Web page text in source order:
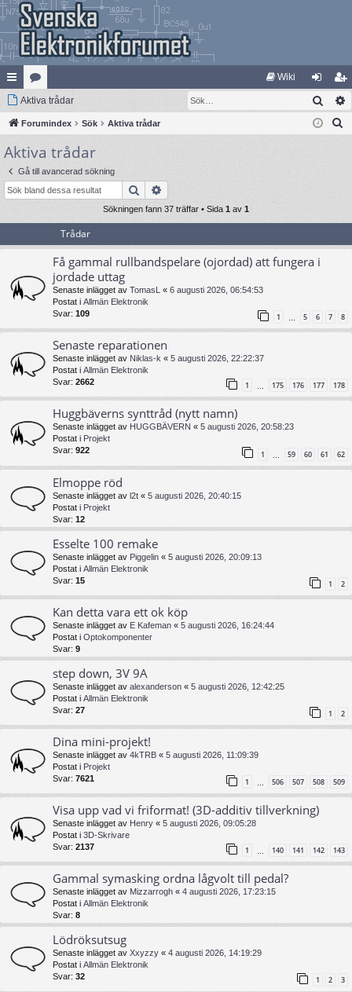
na
bb
lä
nk
ar
at
eg
ori
er
Wiki
og
ga
li
m
Aktiva trådar Sök
Forumindex Sök Aktiva trådar
Aktiva trådar
Gå till avancerad sökning
Sök
Sökningen fann 37 träffar • Sida 1 av 1
Trådar
Få gammal rullbandspelare (ojordad) att fungera i
jordade uttag
Senaste inlägget av TomasL « 6 augusti 2026, 06:54:53
Postat i Allmän Elektronik
Svar: 109 1 … 5 6 7 8
Senaste reparationen
Senaste inlägget av Niklas-k « 5 augusti 2026, 22:22:37
Postat i Allmän Elektronik
Svar: 2662 1 … 175 176 177 178
Huggbäverns synttråd (nytt namn)
Senaste inlägget av HUGGBÄVERN « 5 augusti 2026, 20:58:23
Postat i Projekt
Svar: 922 1 59 60 61 62
Elmoppe röd
Senaste inlägget av l2t « 5 augusti 2026, 20:40:15
Postat i Projekt
Svar: 12
Esselte 100 remake
Senaste inlägget av Piggelin « 5 augusti 2026, 20:09:13
Postat i Allmän Elektronik
Svar: 15 1 2
Kan detta vara ett ok köp
Senaste inlägget av E Kafeman « 5 augusti 2026, 16:24:44
Postat i Optokomponenter
Svar: 9
step down, 3V 9A
Senaste inlägget av alexanderson « 5 augusti 2026, 12:42:25
Postat i Allmän Elektronik
Svar: 27 1 2
Dina mini-projekt!
Senaste inlägget av 4kTRB « 5 augusti 2026, 11:09:39
Postat i Projekt
Svar: 7621 1 506 507 508 509
Visa upp vad vi friformat! (3D-additiv tillverkning)
Senaste inlägget av Henry « 5 augusti 2026, 09:05:28
Postat i 3D-Skrivare
Svar: 2137 1 140 141 142 143
Gammal symasking ordna lågvolt till pedal?
Senaste inlägget av Mizzarrogh « 4 augusti 2026, 17:23:15
Postat i Allmän Elektronik
Svar: 8
Lödröksutsug
Senaste inlägget av Xxyzzy « 4 augusti 2026, 14:19:29
Postat i Allmän Elektronik
Svar: 32 1 2 3